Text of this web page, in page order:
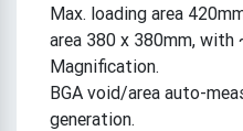
Max. loading area
area 380 x 380mm, with
Magnification.
BGA void/area auto-
generation.